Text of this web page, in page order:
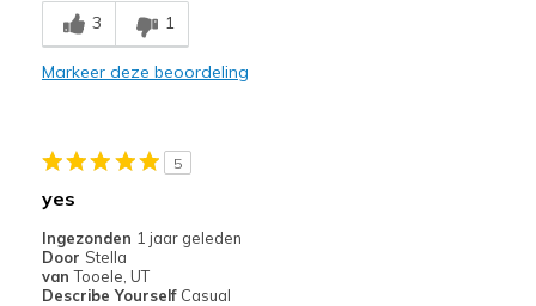
Minpunten
Need Break In
Casual Wear
Sizing
Feels full size too small
View On Shoes
3 1
Markeer deze beoordeling
5
yes
Ingezonden 1 jaar geleden
Door Stella
van Tooele, UT
Describe Yourself Casual